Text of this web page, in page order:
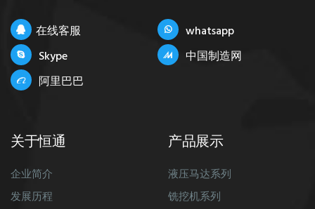
在线客服
whatsapp
Skype
中国制造网
阿里巴巴
关于恒通
企业简介
发展历程
产品展示
液压马达系列
铣挖机系列